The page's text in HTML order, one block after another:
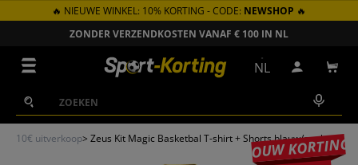
GA NAAR INHOUD
🔥 NIEUWE WINKEL: 10% KORTING - CODE: NEWSHOP 🔥
ZONDER VERZENDKOSTEN VANAF € 100 IN NL
Zoeken
Zoeken
NL Inloggen
10€ uitverkoop> Zeus Kit Magic Basketbal T-shirt + Shorts blauw/geel
JOUW KORTING